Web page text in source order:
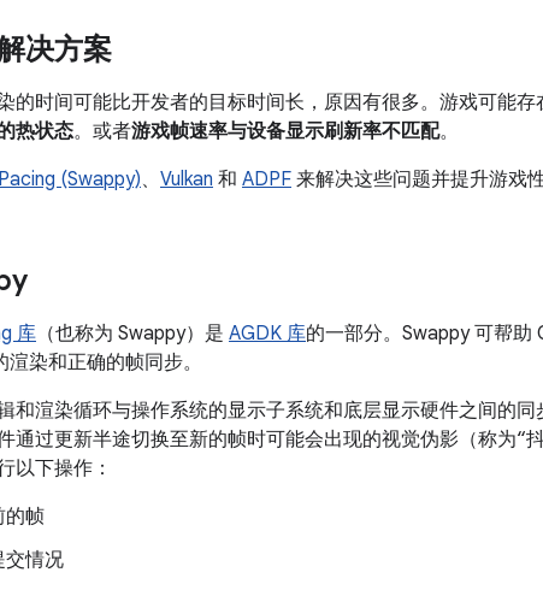
决方案
的时间可能比开发者的目标时间长，原因有很多。游戏可能存
热状态。或者游戏帧速率与设备显示刷新率不匹配。
(Swappy)、 Vulkan 和 ADPF 来解决这些问题并提升游戏性
库 （也称为 Swappy）是 AGDK 库的一部分。Swappy 可帮助
染和正确的帧同步。
和渲染循环与操作系统的显示子系统和底层显示硬件之间的
通过更新半途切换至新的帧时可能会出现的视觉伪影（称为“
以下操作：
的帧
交情况